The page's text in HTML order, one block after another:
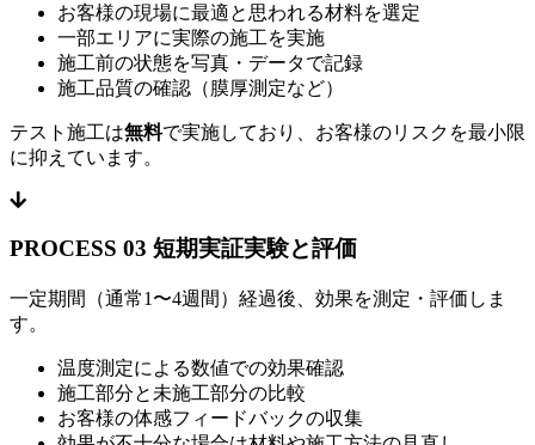
お客様の現場に最適と思われる材料を選定
一部エリアに実際の施工を実施
施工前の状態を写真・データで記録
施工品質の確認（膜厚測定など）
テスト施工は無料で実施しており、お客様のリスクを最小限
に抑えています。
PROCESS 03 短期実証実験と評価
一定期間（通常1〜4週間）経過後、効果を測定・評価しま
す。
温度測定による数値での効果確認
施工部分と未施工部分の比較
お客様の体感フィードバックの収集